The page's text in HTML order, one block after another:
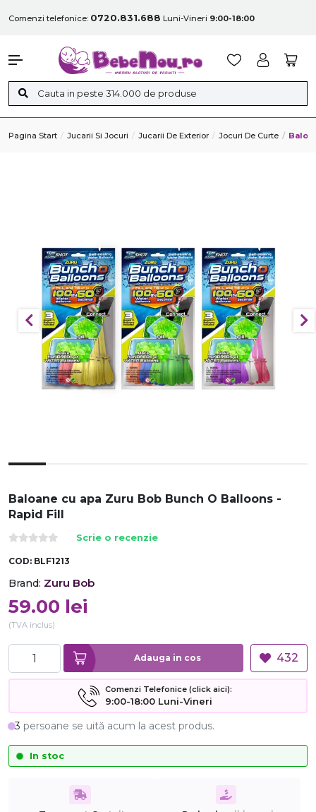
Comenzi telefonice: 0720.831.688 Luni-Vineri 9:00-18:00
Pagina Start Jucarii Si Jocuri Jucarii De Exterior Jocuri De Curte
Baloane cu apa Zuru Bob Bunch O Balloons -
Rapid Fill
Scrie o recenzie
COD: BLF1213
Brand: Zuru Bob
59.00 lei
(TVA inclus)
Adauga in cos 432
Comenzi Telefonice (click aici):
9:00-18:00 Luni-Vineri
3 persoane se uită acum la acest produs.
In stoc